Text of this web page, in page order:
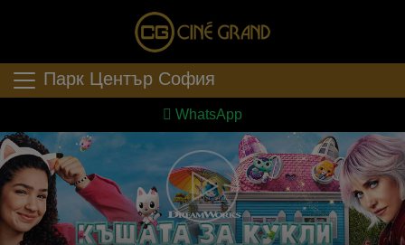
Парк Център София
WhatsApp